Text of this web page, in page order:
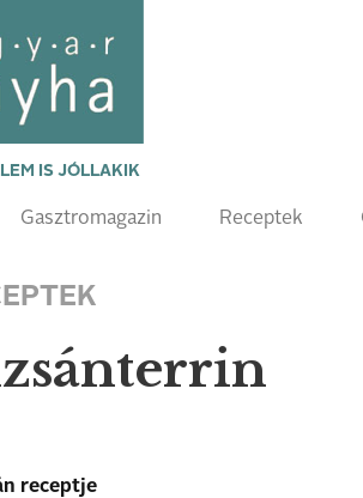
IS JÓLLAKIK
Gasztromagazin Receptek
receptje